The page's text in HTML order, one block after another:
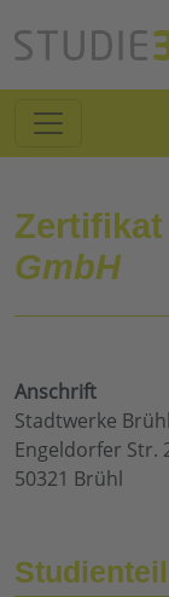
GmbH
Anschrift
Stadtwerke
Engeldorfer Str.
50321 Brühl